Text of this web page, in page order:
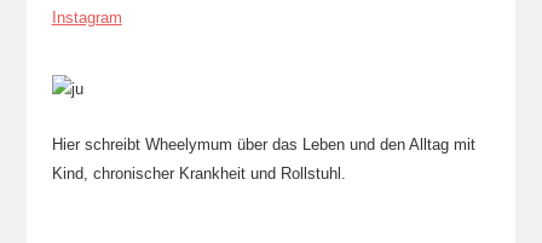
Instagram
Hier schreibt Wheelymum über das Leben und den Alltag mit
Kind, chronischer Krankheit und Rollstuhl.